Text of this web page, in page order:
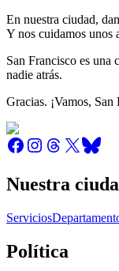
En nuestra ciudad,
Y nos cuidamos unos
San Francisco es una
nadie atrás.
Gracias. ¡Vamos, San
Nuestra
Servicios
Política